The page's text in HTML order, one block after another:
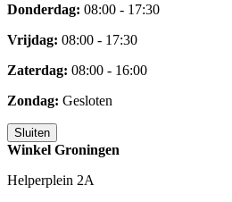
Donderdag: 08:00 - 17:30
Vrijdag: 08:00 - 17:30
Zaterdag: 08:00 - 16:00
Zondag: Gesloten
Sluiten
Winkel Groningen
Helperplein 2A